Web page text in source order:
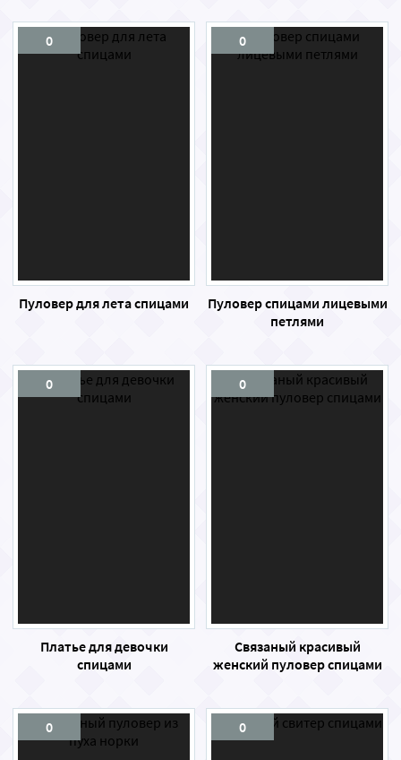
0
Пуловер для лета спицами
0
Пуловер спицами лицевыми
петлями
0
Платье для девочки
спицами
0
Связаный красивый
женский пуловер спицами
0 0